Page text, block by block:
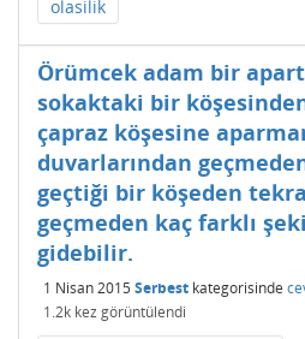
olasilik
Örümcek adam bir
sokaktaki bir
çapraz köşesine
duvarlarından
geçtiği bir köşeden
geçmeden kaç farklı
gidebilir.
1 Nisan 2015 Serbest kategorisinde
1.2k kez görüntülendi